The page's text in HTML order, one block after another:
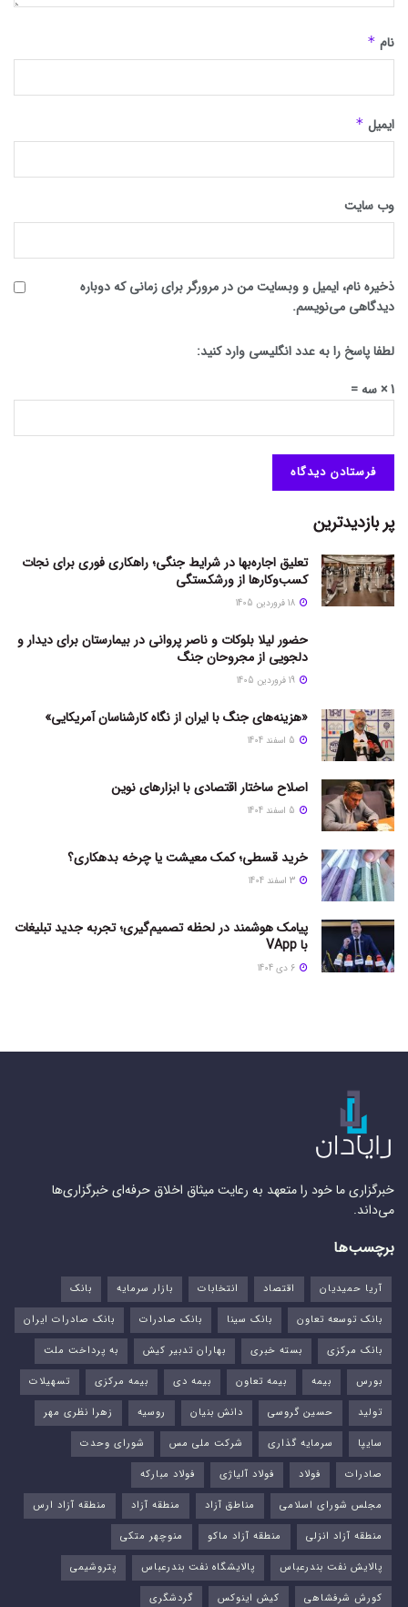
نام *
ایمیل *
وب‌ سایت
ذخیره نام، ایمیل و وبسایت من در مرورگر برای زمانی که دوباره
دیدگاهی می‌نویسم.
لطفا پاسخ را به عدد انگلیسی وارد کنید:
1 × سه =
پر بازدیدترین
تعلیق اجاره‌بها در شرایط جنگی؛ راهکاری فوری برای نجات
کسب‌وکارها از ورشکستگی
حضور لیلا بلوکات و ناصر پروانی در بیمارستان برای دیدار و
دلجویی از مجروحان جنگ
«هزینه‌های جنگ با ایران از نگاه کارشناسان آمریکایی»
اصلاح ساختار اقتصادی با ابزارهای نوین
خرید قسطی؛ کمک معیشت یا چرخه بدهکاری؟
پیامک هوشمند در لحظه تصمیم‌گیری؛ تجربه جدید تبلیغات
با VApp
خبرگزاری ما خود را متعهد به رعایت میثاق اخلاق حرفه‌ای خبرگزاری‌ها
می‌داند.
برچسب‌ها
آریا حمیدیان اقتصاد انتخابات بازار سرمایه
بانک
بانک توسعه تعاون
بانک سینا بانک صادرات
بانک صادرات ایران
بانک مرکزی
بسته خبری بهاران تدبیر کیش
به پرداخت ملت
بورس‌
بیمه بیمه تعاون بیمه دی بیمه مرکزی
تسهیلات
تولید
حسین گروسی دانش بنیان روسیه
زهرا نظری مهر
سایپا
سرمایه گذاری شرکت ملی مس
شورای وحدت
صادرات
فولاد فولاد آلیاژی
فولاد مبارکه
مجلس شورای اسلامی
مناطق آزاد منطقه آزاد
منطقه آزاد ارس
منطقه آزاد انزلی
منطقه آزاد ماکو
منوچهر متکی
پالایش نفت بندرعباس
پالایشگاه نفت بندرعباس
پتروشیمی
کورش شرفشاهی
کیش اینوکس گردشگری